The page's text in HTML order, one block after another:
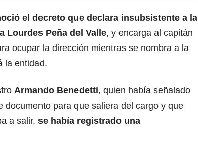
el decreto que declara insubsistente a la
Lourdes Peña del Valle, y encarga al capitán
ocupar la dirección mientras se nombra a la
la entidad.
Armando Benedetti, quien había señalado
documento para que saliera del cargo y que
a salir, se había registrado una